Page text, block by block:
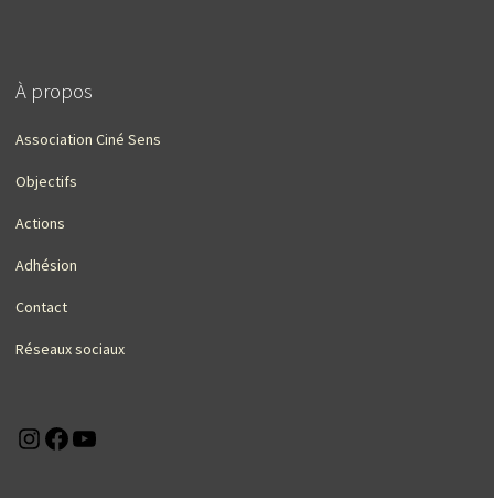
À propos
Association Ciné Sens
Objectifs
Actions
Adhésion
Contact
Réseaux sociaux
Instagram
Facebook